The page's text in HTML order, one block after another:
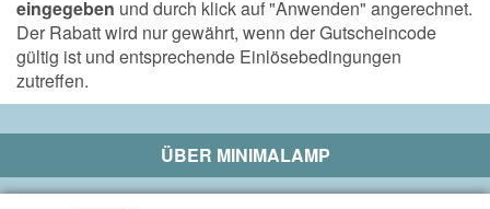
eingegeben und durch klick auf "Anwenden" angerechnet.
Der Rabatt wird nur gewährt, wenn der Gutscheincode
gültig ist und entsprechende Einlösebedingungen
zutreffen.
ÜBER MINIMALAMP